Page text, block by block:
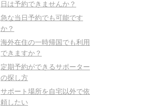
日は予約できませんか？
急な当日予約でも可能です
か？
海外在住の一時帰国でも利用
できますか？
定期予約ができるサポーター
の探し方
サポート場所を自宅以外で依
頼したい